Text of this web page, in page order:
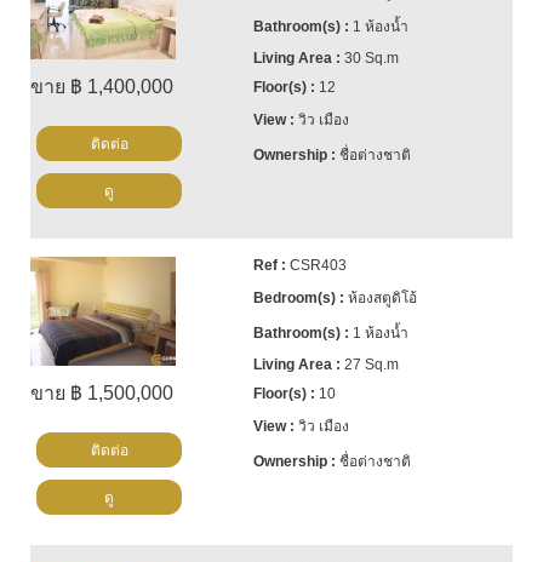
ขาย ฿ 1,400,000
1 ห้องน้ำ
30 Sq.m
12
วิว เมือง
ชื่อต่างชาติ
ติดต่อ
ดู
ขาย ฿ 1,500,000
CSR403
ห้องสตูดิโอ้
1 ห้องน้ำ
27 Sq.m
10
วิว เมือง
ชื่อต่างชาติ
ติดต่อ
ดู